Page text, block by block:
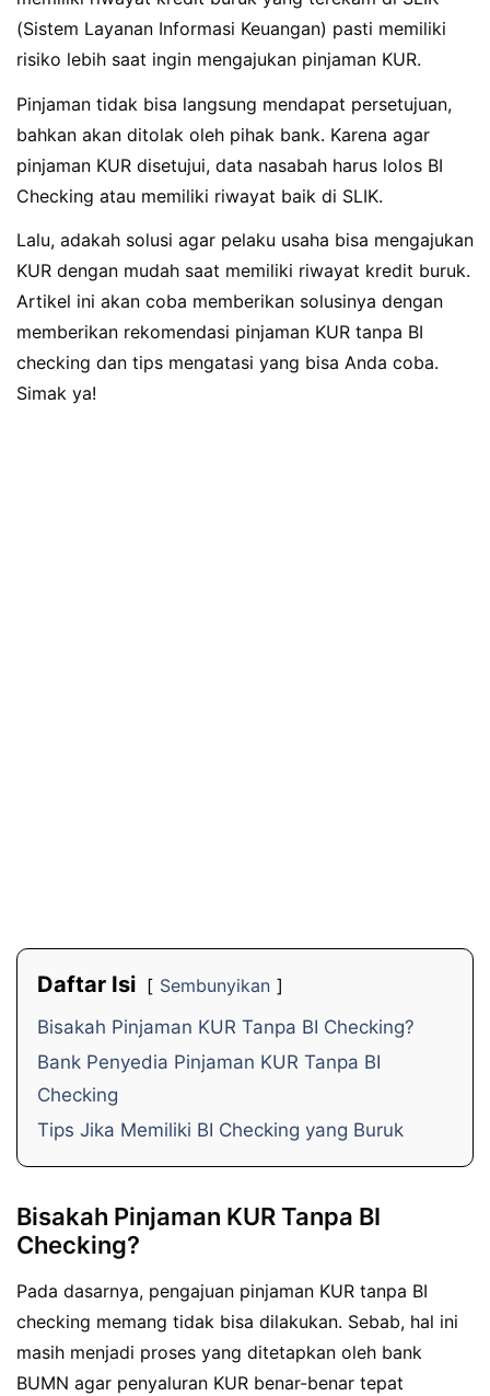
(Sistem Layanan Informasi Keuangan) pasti memiliki
risiko lebih saat ingin mengajukan pinjaman KUR.
Pinjaman tidak bisa langsung mendapat persetujuan,
bahkan akan ditolak oleh pihak bank. Karena agar
pinjaman KUR disetujui, data nasabah harus lolos BI
Checking atau memiliki riwayat baik di SLIK.
Lalu, adakah solusi agar pelaku usaha bisa mengajukan
KUR dengan mudah saat memiliki riwayat kredit buruk.
Artikel ini akan coba memberikan solusinya dengan
memberikan rekomendasi pinjaman KUR tanpa BI
checking dan tips mengatasi yang bisa Anda coba.
Simak ya!
Daftar Isi
Sembunyikan
Bisakah Pinjaman KUR Tanpa BI Checking?
Bank Penyedia Pinjaman KUR Tanpa BI
Checking
Tips Jika Memiliki BI Checking yang Buruk
Bisakah Pinjaman KUR Tanpa BI
Checking?
Pada dasarnya, pengajuan pinjaman KUR tanpa BI
checking memang tidak bisa dilakukan. Sebab, hal ini
masih menjadi proses yang ditetapkan oleh bank
BUMN agar penyaluran KUR benar-benar tepat